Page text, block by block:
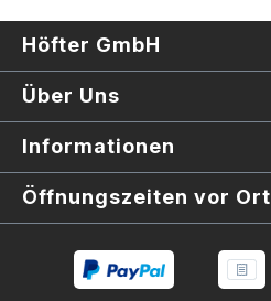
Höfter GmbH
Über Uns
Informationen
Öffnungszeiten vor Ort